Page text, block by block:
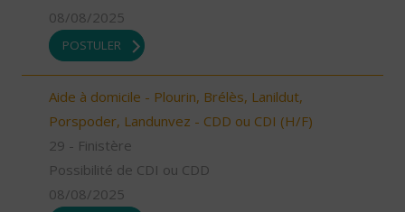
08/08/2025
POSTULER
Aide à domicile - Plourin, Brélès, Lanildut,
Porspoder, Landunvez - CDD ou CDI (H/F)
29 - Finistère
Possibilité de CDI ou CDD
08/08/2025